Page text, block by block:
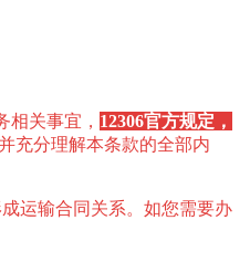
关事宜， 12306官方规定，
充分理解本条款的全部内
运输合同关系。如您需要办